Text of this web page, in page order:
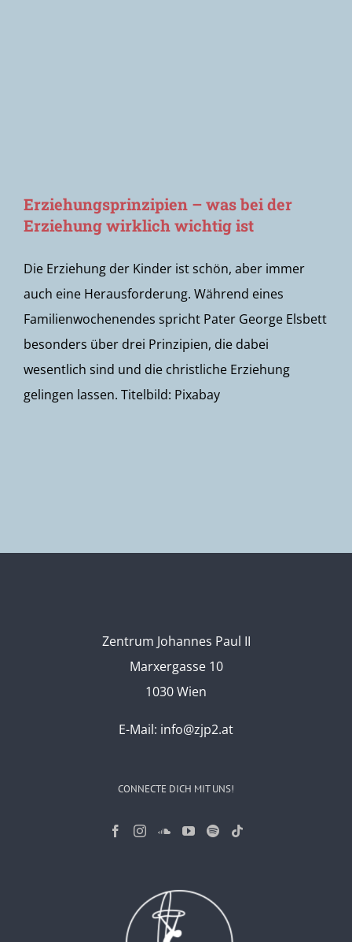
Erziehungsprinzipien – was bei der
Erziehung wirklich wichtig ist
Die Erziehung der Kinder ist schön, aber immer
auch eine Herausforderung. Während eines
Familienwochenendes spricht Pater George Elsbett
besonders über drei Prinzipien, die dabei
wesentlich sind und die christliche Erziehung
gelingen lassen. Titelbild: Pixabay
Zentrum Johannes Paul II
Marxergasse 10
1030 Wien
E-Mail: info@zjp2.at
CONNECTE DICH MIT UNS!